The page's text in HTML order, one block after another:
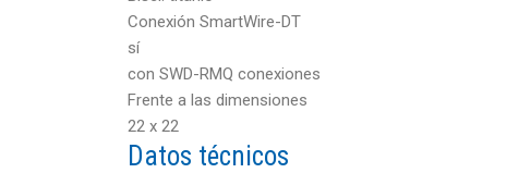
Conexión SmartWire-DT
sí
con SWD-RMQ conexiones
Frente a las dimensiones
22 x 22
Datos técnicos